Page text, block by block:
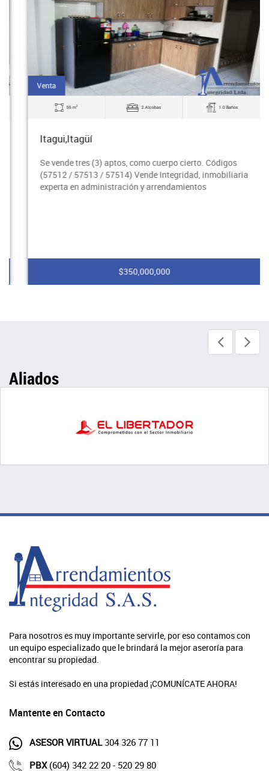
Venta
55 m 2 2 Alcobas 1.0 Baños
Itagui,Itagüí
Se vende tres (3) aptos, como cuerpo cierto. Códigos
(57512 / 57513 / 57514) Vende Integridad, inmobiliaria
experta en administración y arrendamientos
$350,000,000
Aliados
Para nosotros es muy importante servirle, por eso contamos con
un equipo especializado que le brindará la mejor aseroría para
encontrar su propiedad.
Si estás interesado en una propiedad ¡COMUNÍCATE AHORA!
Mantente en Contacto
ASESOR VIRTUAL304 326 77 11
PBX (604) 342 22 20 - 520 29 80